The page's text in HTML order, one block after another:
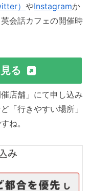
） やInstagramか
会話カフェの開催時
る
店舗」にて申し込み
「行きやすい場所」
ね。